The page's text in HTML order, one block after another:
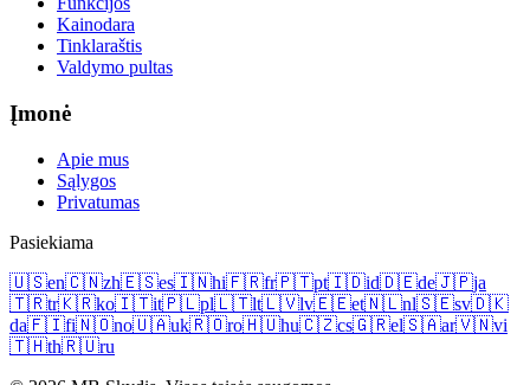
Kainodara
Tinklaraštis
Valdymo pultas
Įmonė
Apie mus
Sąlygos
Privatumas
Pasiekiama
🇺🇸en🇨🇳zh🇪🇸es🇮🇳hi🇫🇷fr🇵🇹pt🇮🇩id🇩🇪de🇯🇵ja
🇹🇷tr🇰🇷ko🇮🇹it🇵🇱pl🇱🇹lt🇱🇻lv🇪🇪et🇳🇱nl🇸🇪sv🇩🇰
da🇫🇮fi🇳🇴no🇺🇦uk🇷🇴ro🇭🇺hu🇨🇿cs🇬🇷el🇸🇦ar🇻🇳vi
🇹🇭th🇷🇺ru